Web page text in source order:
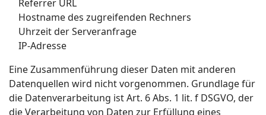
Referrer URL
Hostname des zugreifenden Rechners
Uhrzeit der Serveranfrage
IP-Adresse
Eine Zusammenführung dieser Daten mit anderen
Datenquellen wird nicht vorgenommen. Grundlage für
die Datenverarbeitung ist Art. 6 Abs. 1 lit. f DSGVO, der
die Verarbeitung von Daten zur Erfüllung eines